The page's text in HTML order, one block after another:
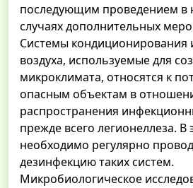
последующим проведением в
случаях дополнительных
Системы кондиционирования
воздуха, используемые для
микроклимата, относятся к
опасным объектам в
распространения
прежде всего легионеллеза. В
необходимо регулярно
дезинфекцию таких систем.
Микробиологическое